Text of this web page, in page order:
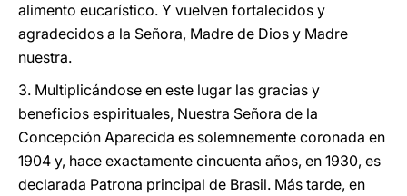
alimento eucarístico. Y vuelven fortalecidos y
agradecidos a la Señora, Madre de Dios y Madre
nuestra.
3. Multiplicándose en este lugar las gracias y
beneficios espirituales, Nuestra Señora de la
Concepción Aparecida es solemnemente coronada en
1904 y, hace exactamente cincuenta años, en 1930, es
declarada Patrona principal de Brasil. Más tarde, en